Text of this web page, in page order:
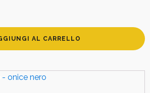
AL CARRELLO